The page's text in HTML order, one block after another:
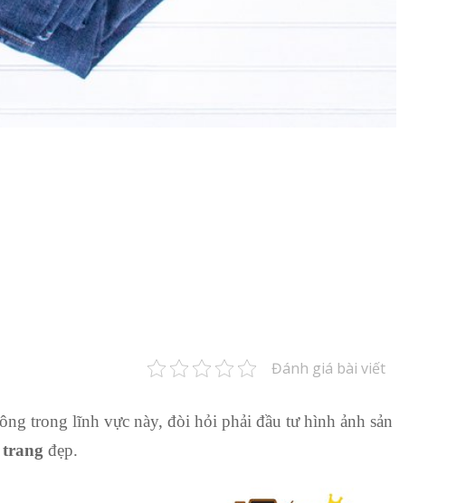
Đánh giá bài viết
trong lĩnh vực này, đòi hỏi phải đầu tư hình ảnh sản
đẹp.